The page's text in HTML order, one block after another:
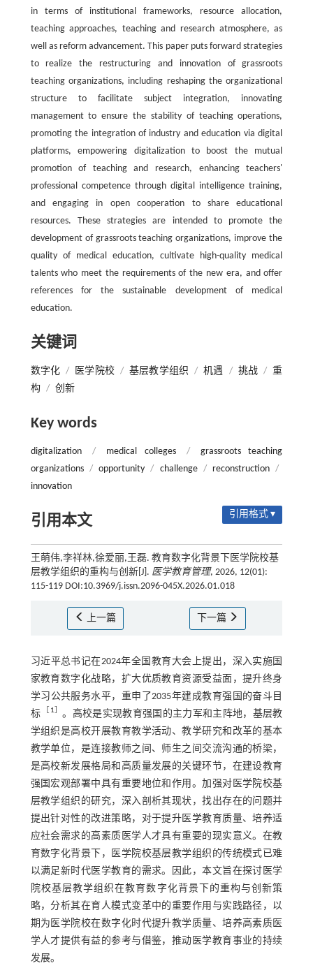
in terms of institutional frameworks, resource allocation,
teaching approaches, teaching and research atmosphere, as
well as reform advancement. This paper puts forward strategies
to realize the restructuring and innovation of grassroots
teaching organizations, including reshaping the organizational
structure to facilitate subject integration, innovating
management to ensure the stability of teaching operations,
promoting the integration of industry and education via digital
platforms, empowering digitalization to boost the mutual
promotion of teaching and research, enhancing teachers'
professional competence through digital intelligence training,
and engaging in open cooperation to share educational
resources. These strategies are intended to promote the
development of grassroots teaching organizations, improve the
quality of medical education, cultivate high-quality medical
talents who meet the requirements of the new era, and offer
references for the sustainable development of medical
education.
关键词
数字化 / 医学院校 / 基层教学组织 / 机遇 / 挑战 / 重
构 / 创新
Key words
digitalization / medical colleges /
grassroots teaching
organizations / opportunity / challenge / reconstruction /
innovation
引用本文 引用格式 ▾
王萌伟,李祥林,徐爱丽,王磊. 教育数字化背景下医学院校基
层教学组织的重构与创新[J]. 医学教育管理, 2026, 12(01):
115-119 DOI:10.3969/j.issn.2096-045X.2026.01.018
上一篇 下一篇
习近平总书记在2024年全国教育大会上提出，深入实施国
家教育数字化战略，扩大优质教育资源受益面，提升终身
学习公共服务水平，重申了2035年建成教育强国的奋斗目
标［ 1］ 。高校是实现教育强国的主力军和主阵地，基层教
学组织是高校开展教育教学活动、教学研究和改革的基本
教学单位，是连接教师之间、师生之间交流沟通的桥梁，
是高校新发展格局和高质量发展的关键环节，在建设教育
强国宏观部署中具有重要地位和作用。加强对医学院校基
层教学组织的研究，深入剖析其现状，找出存在的问题并
提出针对性的改进策略，对于提升医学教育质量、培养适
应社会需求的高素质医学人才具有重要的现实意义。在教
育数字化背景下，医学院校基层教学组织的传统模式已难
以满足新时代医学教育的需求。因此，本文旨在探讨医学
院校基层教学组织在教育数字化背景下的重构与创新策
略，分析其在育人模式变革中的重要作用与实践路径，以
期为医学院校在数字化时代提升教学质量、培养高素质医
学人才提供有益的参考与借鉴，推动医学教育事业的持续
发展。